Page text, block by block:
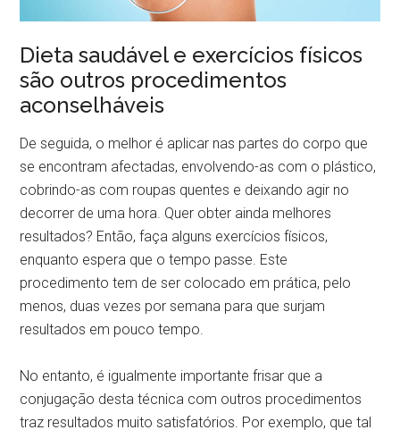
Dieta saudável e exercícios físicos
são outros procedimentos
aconselháveis
De seguida, o melhor é aplicar nas partes do corpo que
se encontram afectadas, envolvendo-as com o plástico,
cobrindo-as com roupas quentes e deixando agir no
decorrer de uma hora. Quer obter ainda melhores
resultados? Então, faça alguns exercícios físicos,
enquanto espera que o tempo passe. Este
procedimento tem de ser colocado em prática, pelo
menos, duas vezes por semana para que surjam
resultados em pouco tempo.
No entanto, é igualmente importante frisar que a
conjugação desta técnica com outros procedimentos
traz resultados muito satisfatórios. Por exemplo, que tal